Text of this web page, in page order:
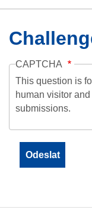
CAPTCHA
This question is
human visitor
submissions.